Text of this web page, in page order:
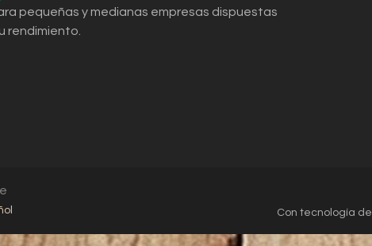
pequeñas y medianas empresas dispuestas
rendimiento.
Con tecnología de